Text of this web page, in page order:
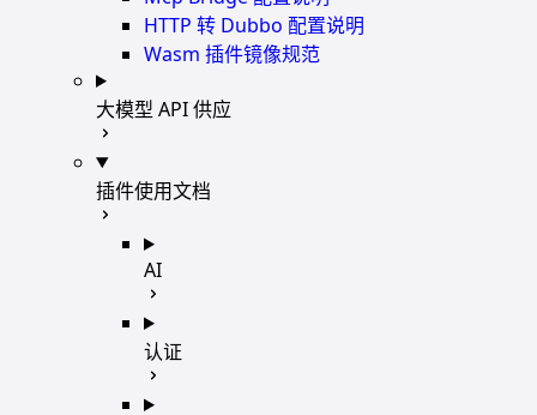
HTTP 转 Dubbo 配置说明
Wasm 插件镜像规范
大模型 API 供应
插件使用文档
AI
认证